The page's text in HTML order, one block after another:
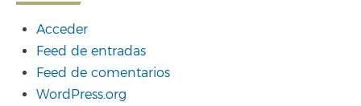
Acceder
Feed de entradas
Feed de comentarios
WordPress.org